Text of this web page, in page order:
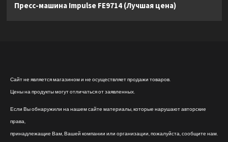
Пресс-машина Impulse FE9714 (Лучшая цена)
Сайт не является магазином и не осуществляет продажи товаров.
Цены на продукты могут отличаться от заявленных.
Если Вы обнаружили на нашем сайте материалы, которые нарушают авторские
права,
принадлежащие Вам, Вашей компании или организации, пожалуйста, сообщите нам.